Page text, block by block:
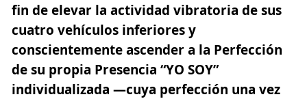
fin de elevar la actividad vibratoria de sus
cuatro vehículos inferiores y
conscientemente ascender a la Perfección
de su propia Presencia “YO SOY”
individualizada —cuya perfección una vez